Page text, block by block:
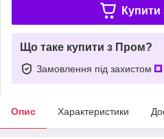
Купити
Що таке купити з Пром?
Замовлення під захистом
Опис Характеристики